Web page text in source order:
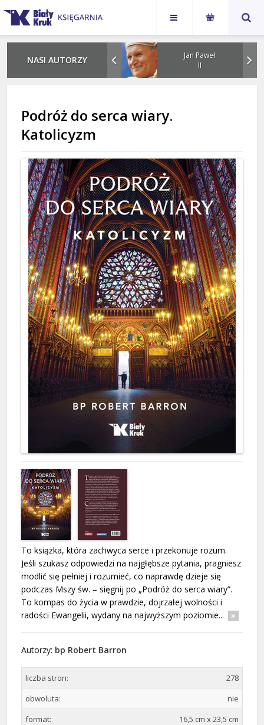
NASI AUTORZY
Karol
Nawrocki
Jan Paweł
II
Podróż do serca wiary.
Katolicyzm
To książka, która zachwyca serce i przekonuje rozum.
Jeśli szukasz odpowiedzi na najgłębsze pytania, pragniesz
modlić się pełniej i rozumieć, co naprawdę dzieje się
podczas Mszy św. – sięgnij po „Podróż do serca wiary”.
To kompas do życia w prawdzie, dojrzałej wolności i
radości Ewangelii, wydany na najwyższym poziomie...
Autorzy: bp Robert Barron
liczba stron:
278
obwoluta:
nie
format:
16,5 cm x 23,5 cm